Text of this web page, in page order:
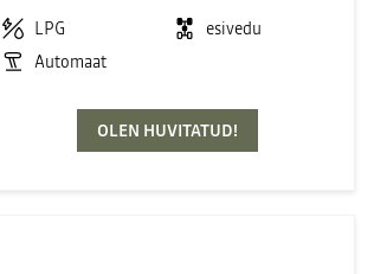
LPG
esivedu
Automaat
OLEN HUVITATUD!